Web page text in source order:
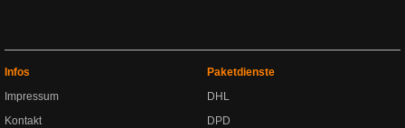
Infos
Impressum
Kontakt
Paketdienste
DHL
DPD